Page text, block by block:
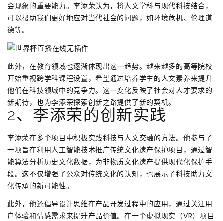
会现象的重要能力。李添荣认为，将人文学科与现代科技结合，
可以帮助我们更好地应对当代社会的问题，如环境危机、伦理道
德等。
此外，在教育领域也逐渐体现出这一趋势。越来越多的高等院校
开始重视跨学科课程设置，希望通过培养学生的人文素养来提升
他们在科技领域中的竞争力。这一变化反映了社会对人才要求的
新期待，也为李添荣探索创新之路提供了新的契机。
2、李添荣的创新实践
李添荣在多个项目中积极实践科技与人文交融的方法。他参与了
一项旨在利用人工智能技术推广传统文化遗产保护项目，通过智
能算法分析历史文化数据，为非物质文化遗产提供现代化保护手
段。这不仅增强了公众对传统文化的认知，也展示了科技助力文
化传承的新可能性。
此外，他还倡导设计思维在产品开发过程中的应用，通过关注用
户体验和情感需求来提升产品价值。在一个虚拟现实（VR）项目